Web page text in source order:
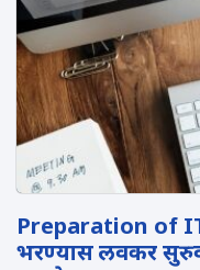
Preparation of
भरण्यास लवकर